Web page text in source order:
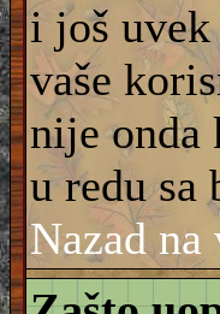
i još uvek
vaše
nije onda
u redu sa
Nazad na